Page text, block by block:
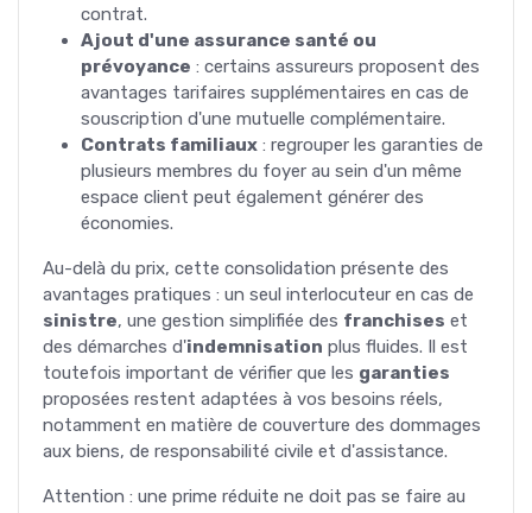
contrat.
Ajout d'une assurance santé ou
prévoyance : certains assureurs proposent des
avantages tarifaires supplémentaires en cas de
souscription d'une mutuelle complémentaire.
Contrats familiaux : regrouper les garanties de
plusieurs membres du foyer au sein d'un même
espace client peut également générer des
économies.
Au-delà du prix, cette consolidation présente des
avantages pratiques : un seul interlocuteur en cas de
sinistre, une gestion simplifiée des franchises et
des démarches d'indemnisation plus fluides. Il est
toutefois important de vérifier que les garanties
proposées restent adaptées à vos besoins réels,
notamment en matière de couverture des dommages
aux biens, de responsabilité civile et d'assistance.
Attention : une prime réduite ne doit pas se faire au